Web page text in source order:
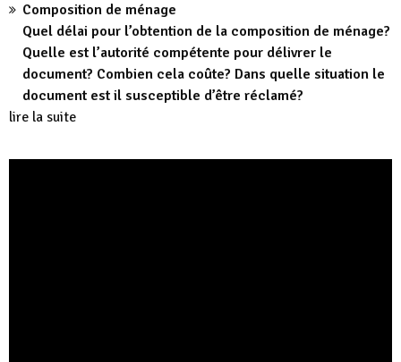
Composition de ménage
Quel délai pour l’obtention de la composition de ménage?
Quelle est l’autorité compétente pour délivrer le
document? Combien cela coûte? Dans quelle situation le
document est il susceptible d’être réclamé?
lire la suite